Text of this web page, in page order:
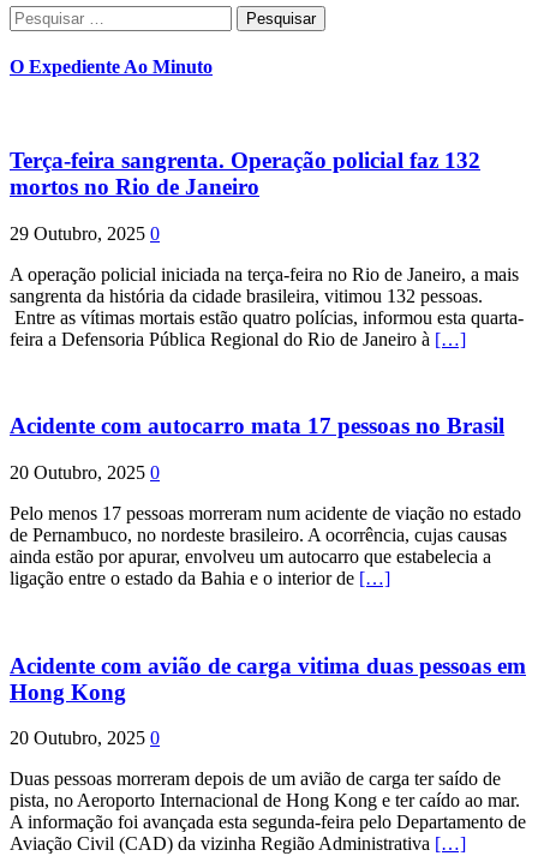
Pesquisar
por:
O Expediente Ao Minuto
Terça-feira sangrenta. Operação policial faz 132
mortos no Rio de Janeiro
29 Outubro, 2025 0
A operação policial iniciada na terça-feira no Rio de Janeiro, a mais
sangrenta da história da cidade brasileira, vitimou 132 pessoas.
Entre as vítimas mortais estão quatro polícias, informou esta quarta-
feira a Defensoria Pública Regional do Rio de Janeiro à […]
Acidente com autocarro mata 17 pessoas no Brasil
20 Outubro, 2025 0
Pelo menos 17 pessoas morreram num acidente de viação no estado
de Pernambuco, no nordeste brasileiro. A ocorrência, cujas causas
ainda estão por apurar, envolveu um autocarro que estabelecia a
ligação entre o estado da Bahia e o interior de […]
Acidente com avião de carga vitima duas pessoas em
Hong Kong
20 Outubro, 2025 0
Duas pessoas morreram depois de um avião de carga ter saído de
pista, no Aeroporto Internacional de Hong Kong e ter caído ao mar.
A informação foi avançada esta segunda-feira pelo Departamento de
Aviação Civil (CAD) da vizinha Região Administrativa […]